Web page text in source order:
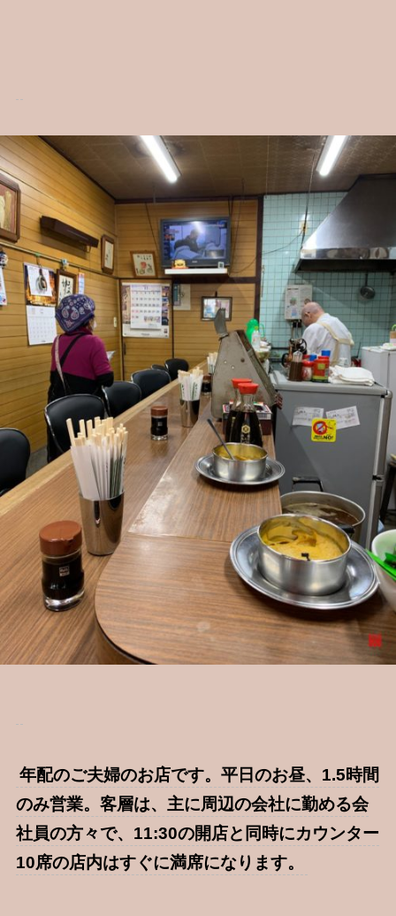
年配のご夫婦のお店です。平日のお昼、1.5時間
のみ営業。客層は、主に周辺の会社に勤める会
社員の方々で、11:30の開店と同時にカウンター
10席の店内はすぐに満席になります。